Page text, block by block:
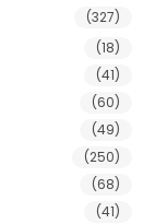
(327)
(18)
(41)
(60)
(49)
(250)
(68)
(41)